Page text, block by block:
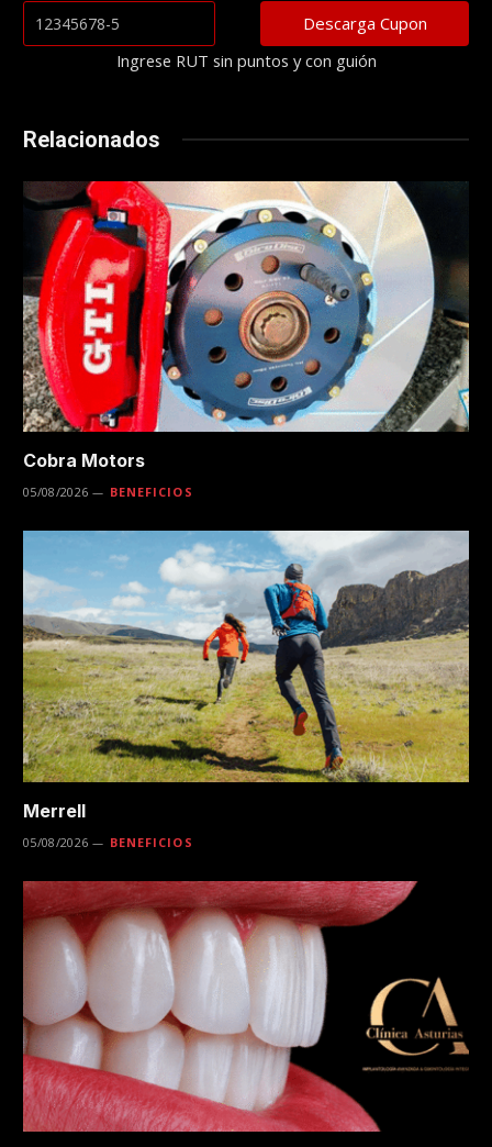
Ingrese RUT sin puntos y con guión
Relacionados
Cobra Motors
05/08/2026 BENEFICIOS
Merrell
05/08/2026 BENEFICIOS